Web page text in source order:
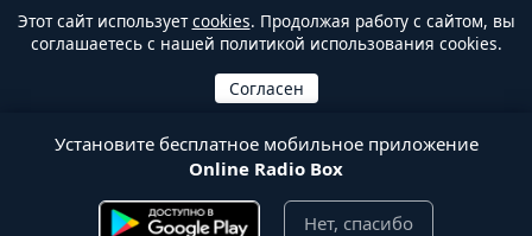
Этот сайт используетcookies. Продолжая работу с сайтом, вы
соглашаетесь с нашей политикой использования cookies.
Установите бесплатное мобильное приложение
Online Radio Box
Нет, спасибо